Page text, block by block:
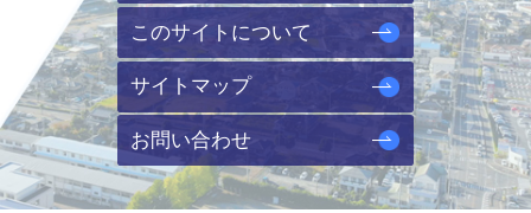
このサイトについて
サイトマップ
お問い合わせ